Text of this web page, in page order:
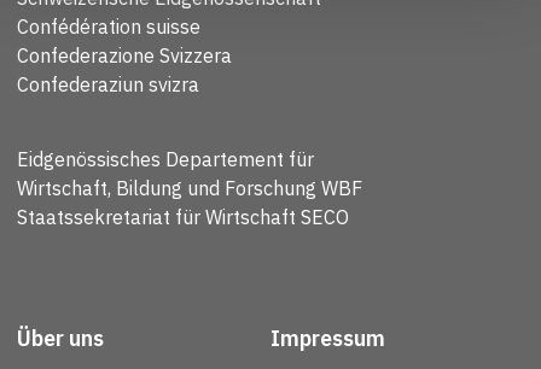
Confédération suisse
Confederazione Svizzera
Confederaziun svizra
Eidgenössisches Departement für
Wirtschaft, Bildung und Forschung WBF
Staatssekretariat für Wirtschaft SECO
Über uns
Impressum